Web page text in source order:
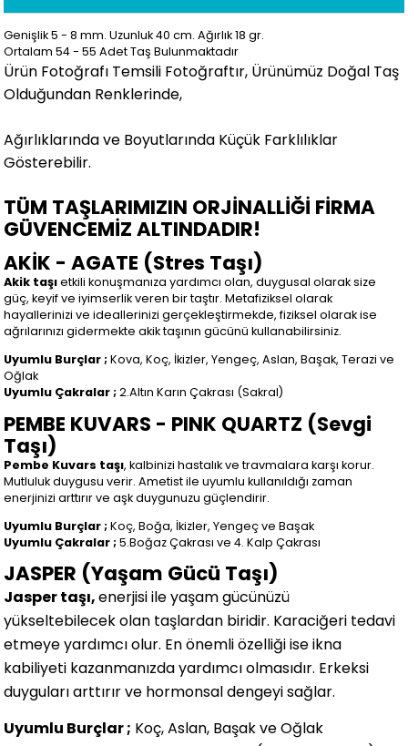
Genişlik 5 - 8 mm. Uzunluk 40 cm. Ağırlık 18 gr.
Ortalam 54 - 55 Adet Taş Bulunmaktadır
Ürün Fotoğrafı Temsili Fotoğraftır, Ürünümüz Doğal Taş
Olduğundan Renklerinde,
Ağırlıklarında ve Boyutlarında Küçük Farklılıklar
Gösterebilir.
TÜM TAŞLARIMIZIN ORJİNALLİĞİ FİRMA
GÜVENCEMİZ ALTINDADIR!
AKİK - AGATE (Stres Taşı)
Akik taşıetkili konuşmanıza yardımcı olan, duygusal olarak size
güç, keyif ve iyimserlik veren bir taştır. Metafiziksel olarak
hayallerinizi ve ideallerinizi gerçekleştirmekde, fiziksel olarak ise
ağrılarınızı gidermekte akik taşının gücünü kullanabilirsiniz.
Uyumlu Burçlar ;Kova, Koç, İkizler, Yengeç, Aslan, Başak, Terazi ve
Oğlak
Uyumlu Çakralar ;2.Altın Karın Çakrası (Sakral)
PEMBE KUVARS - PINK QUARTZ (Sevgi
Taşı)
Pembe Kuvars taşı, kalbinizi hastalık ve travmalara karşı korur.
Mutluluk duygusu verir. Ametist ile uyumlu kullanıldığı zaman
enerjinizi arttırır ve aşk duygunuzu güçlendirir.
Uyumlu Burçlar ;Koç, Boğa, İkizler, Yengeç ve Başak
Uyumlu Çakralar ;5.Boğaz Çakrası ve 4. Kalp Çakrası
JASPER (Yaşam Gücü Taşı)
Jasper taşı,enerjisi ile yaşam gücünüzü
yükseltebilecek olan taşlardan biridir. Karaciğeri tedavi
etmeye yardımcı olur. En önemli özelliği ise ikna
kabiliyeti kazanmanızda yardımcı olmasıdır. Erkeksi
duyguları arttırır ve hormonsal dengeyi sağlar.
Uyumlu Burçlar ; Koç, Aslan, Başak ve Oğlak